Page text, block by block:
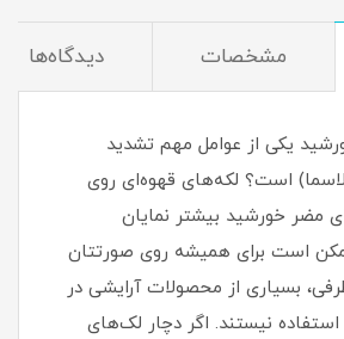
مشخصات دیدگاه‌ها
یکی از عوامل مهم تشدید
است؟ لکه‌های قهوه‌ای روی
مضر خورشید بیشتر نمایان
است برای همیشه روی صورتتان
بسیاری از محصولات آرایشی در
استفاده نیستند. اگر دچار لک‌های